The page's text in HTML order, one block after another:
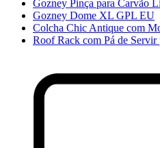
Gozney Pinça para Carvão
Gozney Dome XL GPL EU
Colcha Chic Antique com
Roof Rack com Pá de Servir